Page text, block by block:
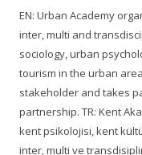
EN: Urban Academy
inter, multi and
sociology, urban
tourism in the urban
stakeholder and takes
partnership. TR: Kent
kent psikolojisi, kent
inter, multi ve